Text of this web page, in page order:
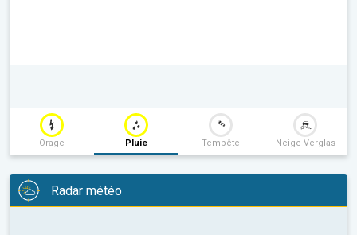
Orage Pluie Tempête Neige-Verglas
Radar météo